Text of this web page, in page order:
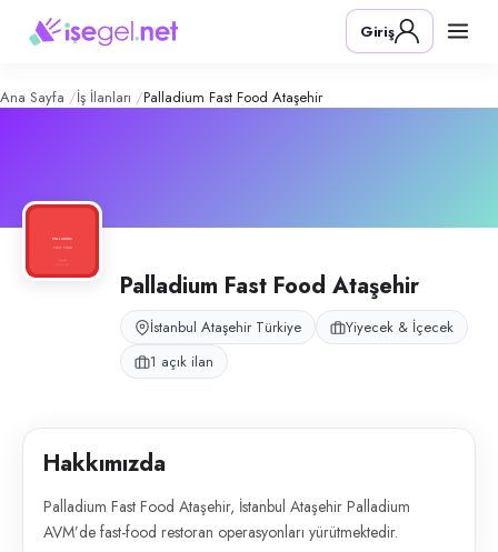
Fast Food Ataşehir–
Konum:
Palladium Fast Food Ataşehir, İstanbul Ataşehir Palladium AVM’de
Giriş
Ana Sayfa İş İlanları Palladium Fast Food Ataşehir
Palladium Fast Food Ataşehir
İstanbul Ataşehir Türkiye
Yiyecek & İçecek
1 açık ilan
Hakkımızda
Palladium Fast Food Ataşehir, İstanbul Ataşehir Palladium
AVM’de fast-food restoran operasyonları yürütmektedir.